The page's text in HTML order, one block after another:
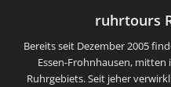
ruhrtours
Bereits seit Dezember 2005
Essen-Frohnhausen,
Ruhrgebiets. Seit jeher